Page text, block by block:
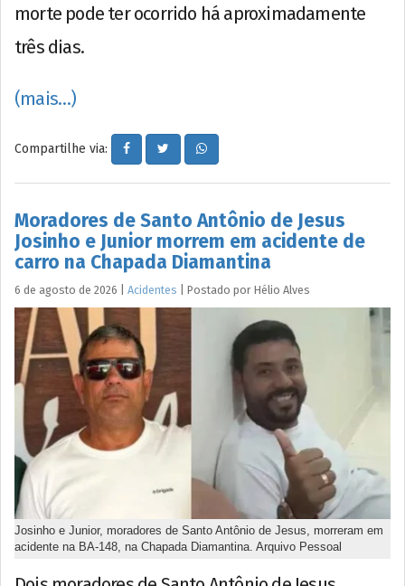
morte pode ter ocorrido há aproximadamente
três dias.
(mais…)
Compartilhe via:
Moradores de Santo Antônio de Jesus
Josinho e Junior morrem em acidente de
carro na Chapada Diamantina
6 de agosto de 2026 Acidentes Postado por Hélio Alves
Josinho e Junior, moradores de Santo Antônio de Jesus, morreram em
acidente na BA-148, na Chapada Diamantina. Arquivo Pessoal